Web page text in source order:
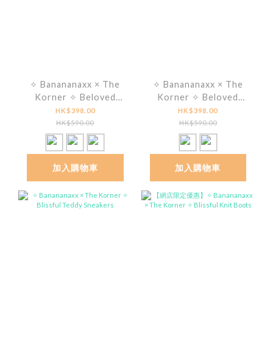
✧ Banananaxx × The
Korner ✧ Beloved
Sandals
HK$398.00
HK$590.00
加入購物車
✧ Banananaxx × The
Korner ✧ Beloved
Wingtip Double Monk
HK$398.00
HK$590.00
加入購物車